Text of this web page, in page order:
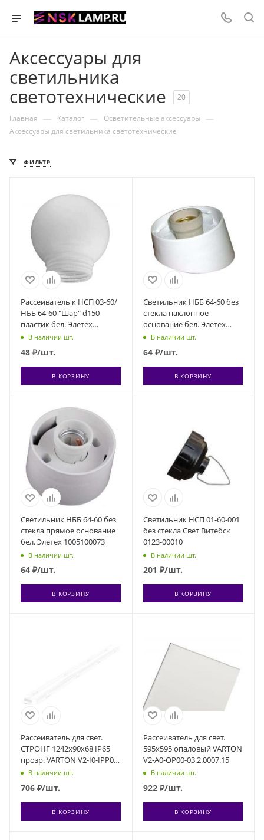
Аксессуары для
светильника
светотехнические
20
Главная — Каталог — Осветительные аксессуары —
Аксессуары для светильника светотехнические
ФИЛЬТР
Рассеиватель к НСП 03-60/
НББ 64-60 "Шар" d150
пластик бел. Элетех
1005550357
В наличии шт.
48 ₽/шт.
В КОРЗИНУ
Светильник НББ 64-60 без
стекла наклонное
основание бел. Элетех
1005100002
В наличии шт.
64₽/шт.
В КОРЗИНУ
Светильник НББ 64-60 без
стекла прямое основание
бел. Элетех 1005100073
В наличии шт.
64 ₽/шт.
В КОРЗИНУ
Светильник НСП 01-60-001
без стекла Свет Витебск
0123-00010
В наличии шт.
201 ₽/шт.
В КОРЗИНУ
Рассеиватель для свет.
СТРОНГ 1242х90х68 IP65
прозр. VARTON V2-I0-IPP0-
02.3.0210.18
В наличии шт.
706 ₽/шт.
В КОРЗИНУ
Рассеиватель для свет.
595х595 опаловый VARTON
V2-A0-OP00-03.2.0007.15
В наличии шт.
922₽/шт.
В КОРЗИНУ